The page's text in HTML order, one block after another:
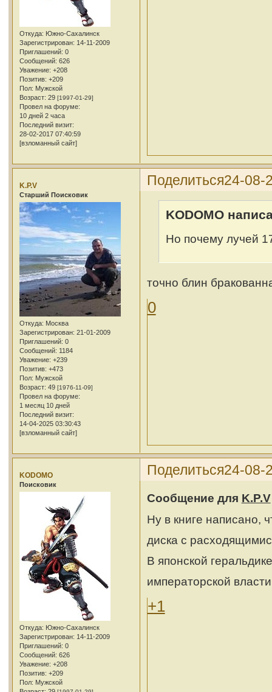
Откуда: Южно-Сахалинск
Зарегистрирован: 14-11-2009
Приглашений: 0
Сообщений: 626
Уважение: +208
Позитив: +209
Пол: Мужской
Возраст: 29 [1997-01-29]
Провел на форуме:
10 дней 2 часа
Последний визит:
28-02-2017 07:40:59
[взломанный сайт]
Поделиться24-08-
K.P.V
Cтарший Поисковик
Откуда: Москва
Зарегистрирован: 21-01-2009
Приглашений: 0
Сообщений: 1184
Уважение: +239
Позитив: +473
Пол: Мужской
Возраст: 49 [1976-11-09]
Провел на форуме:
1 месяц 10 дней
Последний визит:
14-04-2025 03:30:43
[взломанный сайт]
KODOMO
Но почему лучей
точно блин
0
Поделиться24-08-
KODOMO
Поисковик
Откуда: Южно-Сахалинск
Зарегистрирован: 14-11-2009
Приглашений: 0
Сообщений: 626
Уважение: +208
Позитив: +209
Пол: Мужской
Сообщение для K.P.V
Ну в книге написано,
диска с
В японской
императорской
+1